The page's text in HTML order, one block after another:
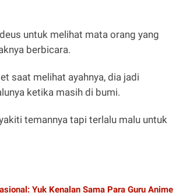
untuk melihat mata orang yang
berbicara.
saat melihat ayahnya, dia jadi
ketika masih di bumi.
temannya tapi terlalu malu untuk
Yuk Kenalan Sama Para Guru Anime